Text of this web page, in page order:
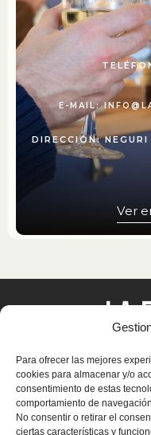
Para ofrecer las mejores
cookies para almacenar y/o
consentimiento de estas
comportamiento de
No consentir o retirar el
ciertas características y
E-MAIL:
DIRECCIÓN:
Ver e